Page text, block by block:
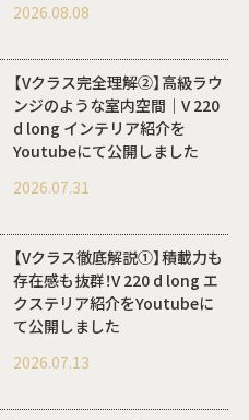
2026.08.08
【Vクラス完全理解②】高級ラウ
ンジのような室内空間｜V 220
d long インテリア紹介を
Youtubeにて公開しました
2026.07.31
【Vクラス徹底解説①】積載力も
存在感も抜群！V 220 d long エ
クステリア紹介をYoutubeに
て公開しました
2026.07.13